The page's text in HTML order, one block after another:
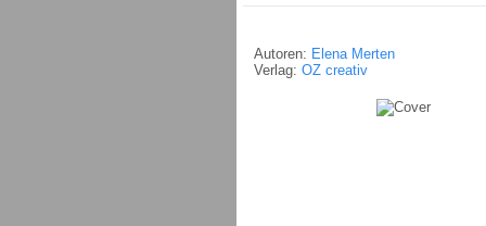
Autoren: Elena Merten
Verlag: OZ creativ